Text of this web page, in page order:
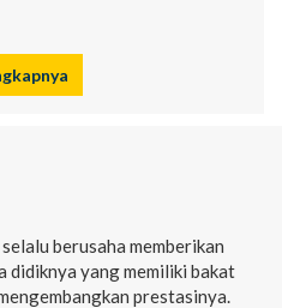
berusaha memberikan
didiknya yang memiliki bakat
prestasinya.